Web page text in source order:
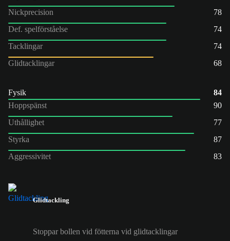
Nickprecision
78
Def. spelförståelse
74
Tacklingar
74
Glidtacklingar
68
Fysik
84
Hoppspänst
90
Uthållighet
77
Styrka
87
Aggressivitet
83
Glidtackling
Stoppar bollen vid fötterna vid glidtacklingar